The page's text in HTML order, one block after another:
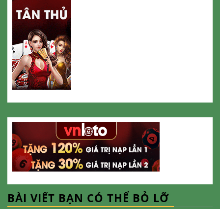
BÀI VIẾT BẠN CÓ THỂ BỎ LỠ